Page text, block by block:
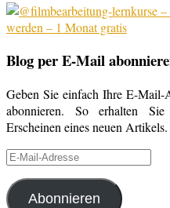
Blog per E-Mail
Geben Sie einfach Ihre E-
abonnieren. So erhalten
Erscheinen eines neuen Artikels.
E-
Adresse
Abonnieren